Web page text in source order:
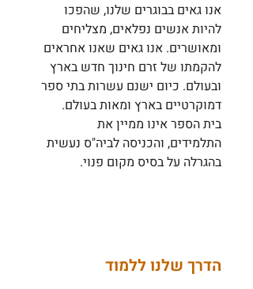
אנו גאים בבוגרים שלנו, שהפכו
להיות אנשים נפלאים, מצליחים
ומאושרים. אנו גאים שאנו אחראים
להקמתו של זרם חינוך חדש בארץ
ובעולם. כיום ישנם עשרות בתי ספר
דמוקרטיים בארץ ומאות בעולם.
בית הספר אינו ממיין את
התלמידים, והכניסה לביה"ס נעשית
בהגרלה על בסיס מקום פנוי.
הדרך שלנו ללמוד